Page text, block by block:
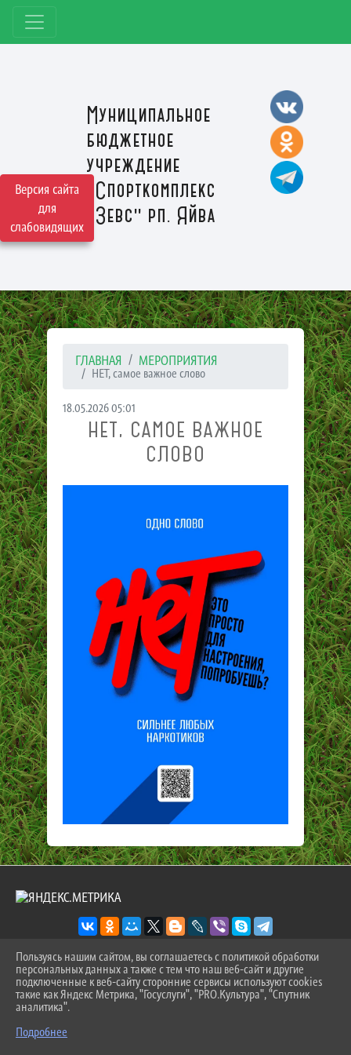
Версия сайта
для
слабовидящих
Муниципальное
бюджетное
учреждение
"Спорткомплекс
"Зевс" рп. Яйва
ГЛАВНАЯ МЕРОПРИЯТИЯ
НЕТ, самое важное слово
18.05.2026 05:01
НЕТ, САМОЕ ВАЖНОЕ
СЛОВО
2026 Г. SPORT-ZEVS.RU
ВХОД
КАРТА САЙТА
Пользуясь нашим сайтом, вы соглашаетесь с политикой обработки
персональных данных а также с тем что наш веб-сайт и другие
подключенные к веб-сайту сторонние сервисы используют cookies
такие как Яндекс Метрика, "Госуслуги", "PRO.Культура", "Спутник
аналитика".
Подробнее